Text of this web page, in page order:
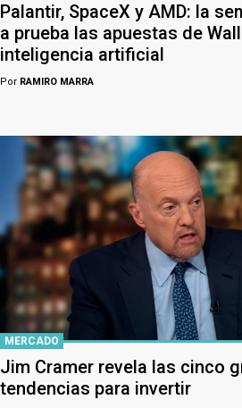
Palantir, SpaceX y AMD: la
a prueba las apuestas de
inteligencia artificial
Por RAMIRO MARRA
MERCADO
Jim Cramer revela las cinco
tendencias para invertir